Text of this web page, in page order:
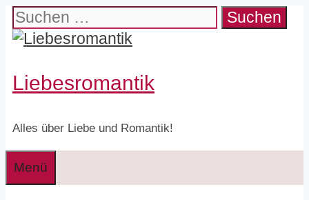
Zum
Inhalt
Suchen
nach:
Liebesromantik
Alles über Liebe und Romantik!
Menü